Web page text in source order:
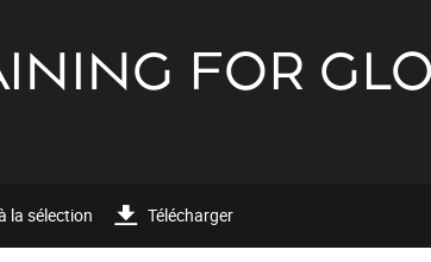
FOR
la sélection Télécharger